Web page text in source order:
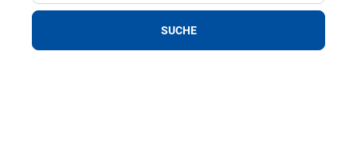
SUCHE